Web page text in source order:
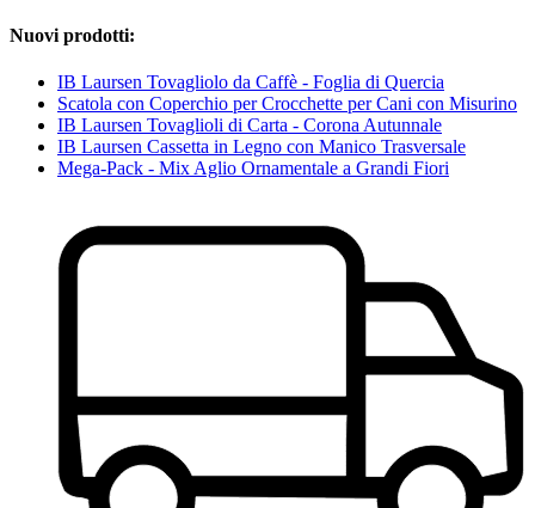
Nuovi prodotti:
IB Laursen Tovagliolo da Caffè - Foglia di Quercia
Scatola con Coperchio per Crocchette per Cani con Misurino
IB Laursen Tovaglioli di Carta - Corona Autunnale
IB Laursen Cassetta in Legno con Manico Trasversale
Mega-Pack - Mix Aglio Ornamentale a Grandi Fiori